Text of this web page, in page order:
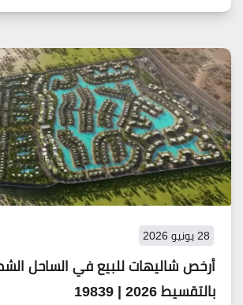
28 يونيو 2026
أرخص شاليهات للبيع في الساحل
بالتقسيط 2026 | 19839